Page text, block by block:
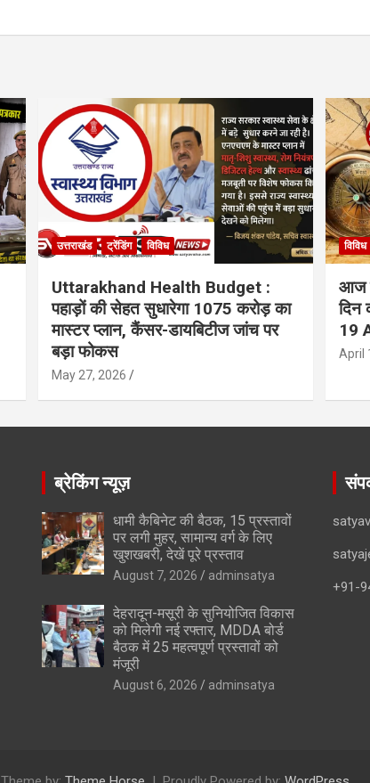
उत्तराखंड ट्रेंडिंग विविध
Uttarakhand Health Budget :
पहाड़ों की सेहत सुधारेगा 1075 करोड़ का
मास्टर प्लान, कैंसर-डायबिटीज जांच पर
बड़ा फोकस
May 27, 2026
विविध
आज
दिन
19
April
ब्रेकिंग न्यूज़
धामी कैबिनेट की बैठक, 15 प्रस्तावों
पर लगी मुहर, सामान्य वर्ग के लिए
खुशखबरी, देखें पूरे प्रस्ताव
August 7, 2026 adminsatya
देहरादून-मसूरी के सुनियोजित विकास
को मिलेगी नई रफ्तार, MDDA बोर्ड
बैठक में 25 महत्वपूर्ण प्रस्तावों को
मंजूरी
August 6, 2026 adminsatya
+91-